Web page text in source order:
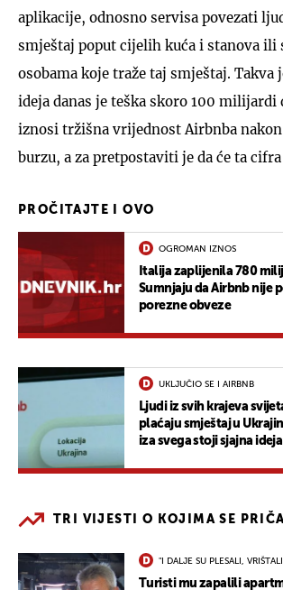
aplikacije, odnosno servisa povezati
smještaj poput cijelih kuća i stanova ili
osobama koje traže taj smještaj. Takva
ideja danas je teška skoro 100 milijardi
iznosi tržišna vrijednost Airbnba
burzu, a za pretpostaviti je da će ta
PROČITAJTE I OVO
OGROMAN IZNOS
Italija zaplijenila 780
Sumnjaju da Airbnb nije
porezne obveze
UKLJUČIO SE I AIRBNB
Ljudi iz svih krajeva
plaćaju smještaj u
iza svega stoji sjajna ideja
TRI VIJESTI O KOJIMA SE PRIČA
"I DALJE SU PLESALI,
Turisti mu zapalili